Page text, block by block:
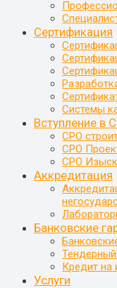
Сертификация
Системы
Вступление в
СРО
СРО
СРО
Аккредитация
Банковские
Кредит на
Услуги